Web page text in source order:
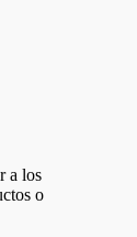
a los
o